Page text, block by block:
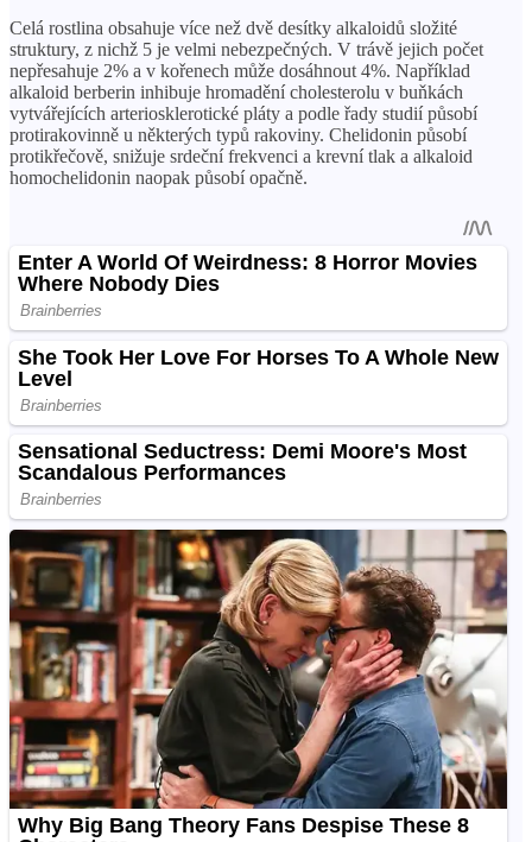
Celá rostlina obsahuje více než dvě desítky alkaloidů složité
struktury, z nichž 5 je velmi nebezpečných. V trávě jejich počet
nepřesahuje 2% a v kořenech může dosáhnout 4%. Například
alkaloid berberin inhibuje hromadění cholesterolu v buňkách
vytvářejících arteriosklerotické pláty a podle řady studií působí
protirakovinně u některých typů rakoviny. Chelidonin působí
protikřečově, snižuje srdeční frekvenci a krevní tlak a alkaloid
homochelidonin naopak působí opačně.